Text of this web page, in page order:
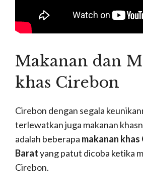
Makanan dan
khas Cirebon
Cirebon dengan segala
terlewatkan juga makanan
adalah beberapa makanan khas
Baratyang patut dicoba ketika
Cirebon.